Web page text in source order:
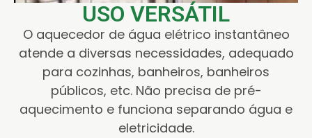
USO VERSÁTIL
O aquecedor de água elétrico instantâneo
atende a diversas necessidades, adequado
para cozinhas, banheiros, banheiros
públicos, etc. Não precisa de pré-
aquecimento e funciona separando água e
eletricidade.